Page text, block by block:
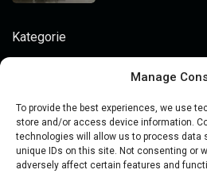
Manage
To provide the best experiences, we use
store and/or access device information.
technologies will allow us to process data
unique IDs on this site. Not consenting or
adversely affect certain features and
Kategorie
Inwestycje w nieruchomości
Kupowanie nieruchomości
Oglądanie nieruchomości